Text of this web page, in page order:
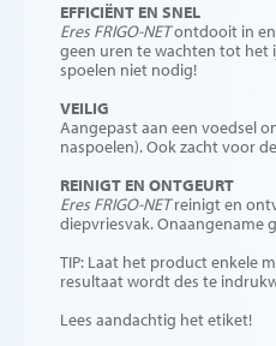
EFFICIËNT EN SNEL
Eres FRIGO-NETontdooit in
geen uren te wachten tot het
spoelen niet nodig!
VEILIG
Aangepast aan een voedsel
naspoelen). Ook zacht voor
REINIGT EN ONTGEURT
Eres FRIGO-NETreinigt en
diepvriesvak. Onaangename
TIP: Laat het product enkele
resultaat wordt des te
Lees aandachtig het etiket!